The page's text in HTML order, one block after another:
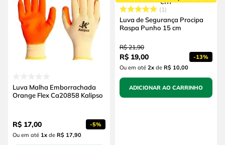
Luva Malha Emborrachada
Orange Flex Ca20858 Kalipso
R$ 17,00 -5%
Ou em até 1xde R$ 17,90
1
Luva de Segurança Procipa
Raspa Punho 15 cm
R$ 21,90
R$ 19,00 -13%
Ou em até 2xde R$ 10,00
ADICIONAR AO CARRINHO